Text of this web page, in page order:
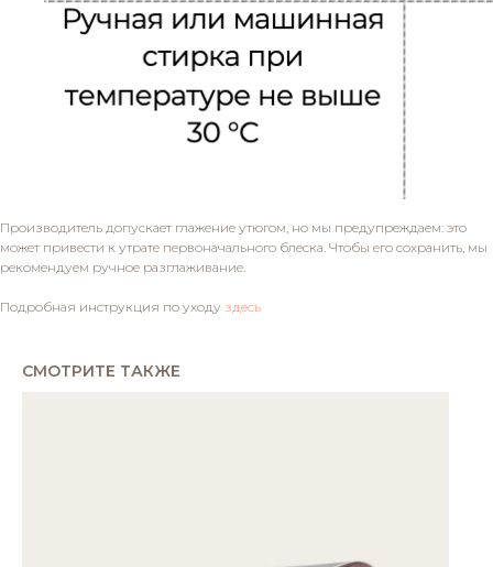
Производитель допускает глажение утюгом, но мы предупреждаем: это
может привести к утрате первоначального блеска. Чтобы его сохранить, мы
рекомендуем ручное разглаживание.
Подробная инструкция по уходу здесь
СМОТРИТЕ ТАКЖЕ